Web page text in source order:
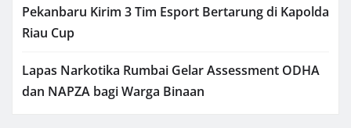
Pekanbaru Kirim 3 Tim Esport Bertarung di Kapolda
Riau Cup
Lapas Narkotika Rumbai Gelar Assessment ODHA
dan NAPZA bagi Warga Binaan